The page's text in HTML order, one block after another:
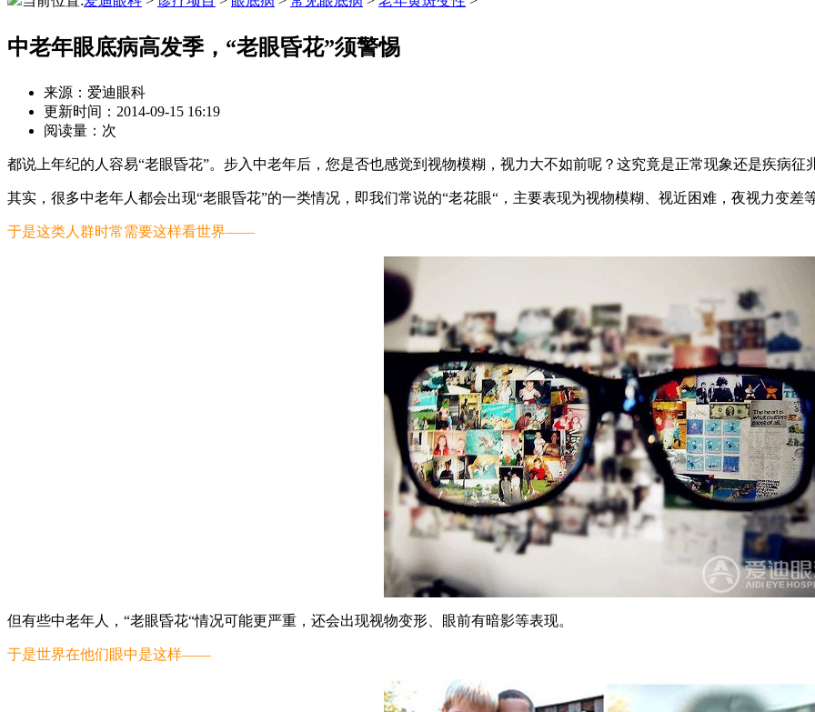
中老年眼底病高发季，“老眼昏花”须警惕
来源：爱迪眼科
更新时间：2014-09-15 16:19
阅读量： 次
都说上年纪的人容易“老眼昏花”。步入中老年后，您是否也感觉到视物模糊，视力大不如前呢？这究竟是正常现象还是疾病征
其实，很多中老年人都会出现“老眼昏花”的一类情况，即我们常说的“老花眼“，主要表现为视物模糊、视近困难，夜视力变差等
于是这类人群时常需要这样看世界——
但有些中老年人，“老眼昏花“情况可能更严重，还会出现视物变形、眼前有暗影等表现。
于是世界在他们眼中是这样——